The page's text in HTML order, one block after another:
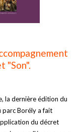
"Son".
la dernière édition du
parc Borély a fait
du décret